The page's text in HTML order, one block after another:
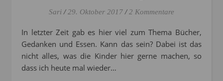
Sari / 29. Oktober 2017 / 2 Kommentare
In letzter Zeit gab es hier viel zum Thema Bücher,
Gedanken und Essen. Kann das sein? Dabei ist das
nicht alles, was die Kinder hier gerne machen, so
dass ich heute mal wieder…